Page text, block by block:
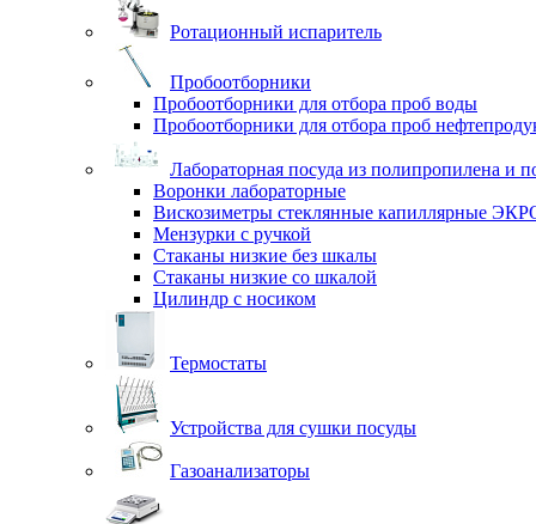
Ротационный испаритель
Пробоотборники
Пробоотборники для отбора проб воды
Пробоотборники для отбора проб
Лабораторная посуда из полипропилена и
Воронки лабораторные
Вискозиметры стеклянные капиллярные
Мензурки с ручкой
Стаканы низкие без шкалы
Стаканы низкие со шкалой
Цилиндр с носиком
Термостаты
Устройства для сушки посуды
Газоанализаторы